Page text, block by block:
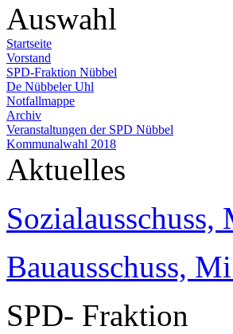
Auswahl
Startseite
Vorstand
SPD-Fraktion Nübbel
De Nübbeler Uhl
Notfallmappe
Archiv
Veranstaltungen der SPD Nübbel
Kommunalwahl 2018
Aktuelles
Bauausschuss,
SPD- Fraktion